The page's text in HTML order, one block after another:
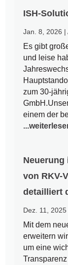
ISH-
Jan. 8, 2026 |
Es gibt
und leise
zum 30-
einem der
Neuerung
von RKV-
detailliert
Dez. 11, 2025
Mit dem
erweitern
um eine